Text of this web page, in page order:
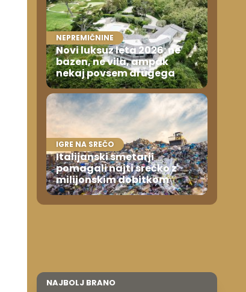
NEPREMIČNINE
Novi luksuz leta 2026: ne
bazen, ne vila, ampak
nekaj povsem drugega
IGRE NA SREČO
Italijanski smetarji
pomagali najti srečko z
milijonskim dobitkom
NAJBOLJ BRANO